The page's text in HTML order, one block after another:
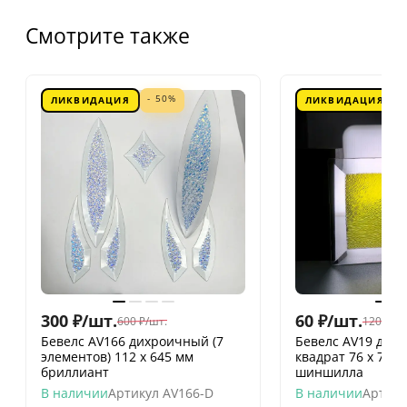
Смотрите также
ЛИКВИДАЦИЯ - 50%
300 ₽/шт.600 ₽/шт.
Бевелс AV166 дихроичный (7
элементов) 112 х 645 мм
бриллиант
В наличииАртикул AV166-D
ЛИКВИДАЦИЯ
60 ₽/шт.120
Бевелс AV19
квадрат 76 х 76
шиншилла
В наличии